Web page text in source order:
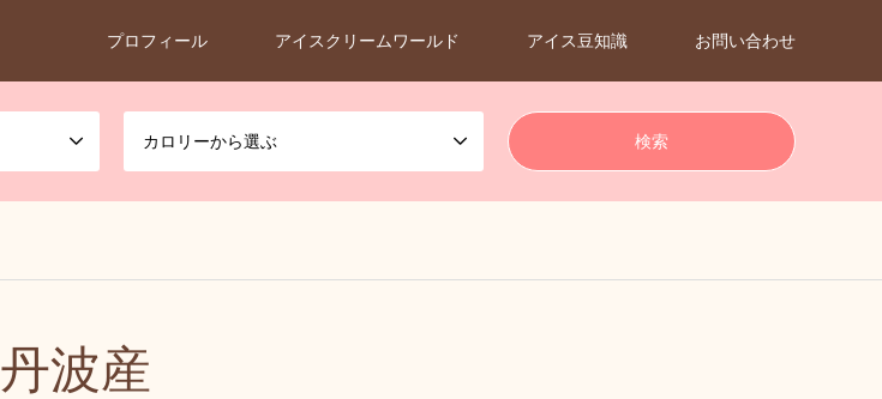
プロフィール アイスクリームワールド アイス豆知識 お問い合わせ
カロリーから選ぶ
丹波産